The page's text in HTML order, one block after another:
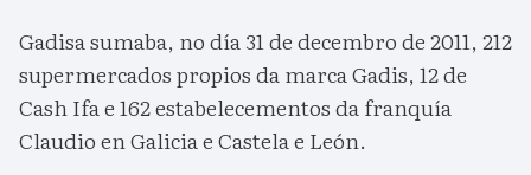
Gadisa sumaba, no día 31 de decembro de 2011, 212
supermercados propios da marca Gadis, 12 de
Cash Ifa e 162 estabelecementos da franquía
Claudio en Galicia e Castela e León.